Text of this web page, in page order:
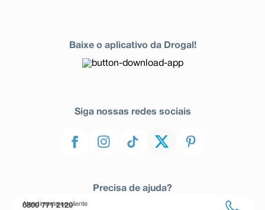
Baixe o aplicativo da Drogal!
Siga nossas redes sociais
Precisa de ajuda?
Atendimento ao cliente
0800 771 2120